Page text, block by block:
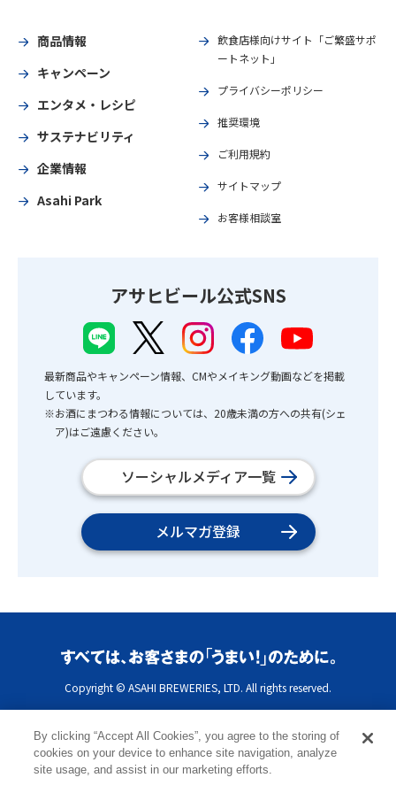
商品情報
キャンペーン
エンタメ・レシピ
サステナビリティ
企業情報
Asahi Park
飲食店様向けサイト「ご繁盛サポ
ートネット」
プライバシーポリシー
推奨環境
ご利用規約
サイトマップ
お客様相談室
アサヒビール公式SNS
最新商品やキャンペーン情報、CMやメイキング動画などを掲載
しています。
※お酒にまつわる情報については、20歳未満の方への共有(シェ
ア)はご遠慮ください。
ソーシャルメディア一覧
メルマガ登録
Copyright © ASAHI BREWERIES, LTD. All rights reserved.
By clicking “Accept All Cookies”, you agree to the storing of
cookies on your device to enhance site navigation, analyze
site usage, and assist in our marketing efforts.